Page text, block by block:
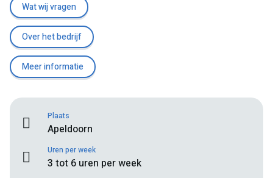
Wat wij vragen
Over het bedrijf
Meer informatie
Plaats
Apeldoorn
Uren per week
3 tot 6 uren per week